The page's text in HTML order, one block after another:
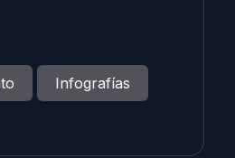
Infografías